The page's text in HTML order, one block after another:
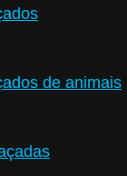
de animais